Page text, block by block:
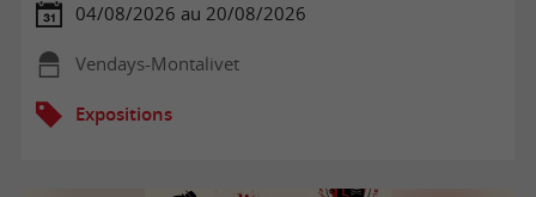
04/08/2026 au 20/08/2026
Vendays-Montalivet
Expositions